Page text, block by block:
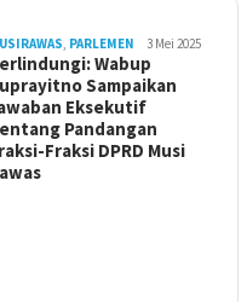
, PARLEMEN 3 Mei 2025
Wabup
Sampaikan
Eksekutif
Pandangan
Fraksi DPRD Musi